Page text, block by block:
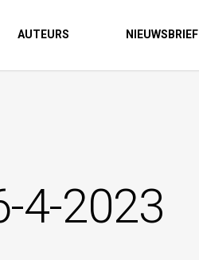
AUTEURS NIEUWSBRIEF
4-2023